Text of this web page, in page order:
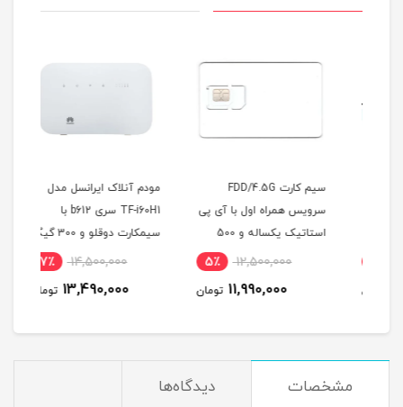
سیم کارت FDD/4.5G
سرویس همراه اول با آی پی
استاتیک یکساله و 500
گیگ اینترنت سه ماهه
12,500,000 5٪
11,990,000 تومان
مودم آنلاک ایرانسل مدل
TF-i60H1 سری b612 با
سیمکارت دوقلو و 300 گیگ
14,500,000 7٪
13,490,000 تومان
مشخصات دیدگاه‌ها